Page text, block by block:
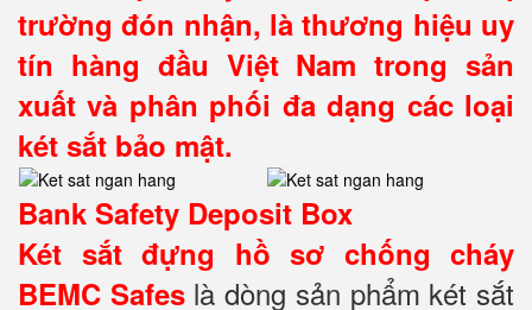
trường đón nhận, là thương hiệu uy
tín hàng đầu Việt Nam trong sản
xuất và phân phối đa dạng các loại
két sắt bảo mật.
Bank Safety Deposit Box
Két sắt đựng hồ sơ chống cháy
BEMC Safes là dòng sản phẩm két sắt